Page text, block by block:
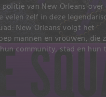
van New Orleans over
zelf in deze
New Orleans volgt het
mannen en vrouwen, die
community, stad en hun